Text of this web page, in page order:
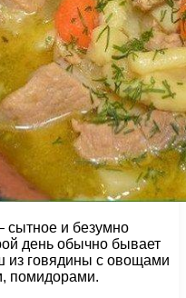
сытное и безумно
день обычно бывает
из говядины с овощами
помидорами.